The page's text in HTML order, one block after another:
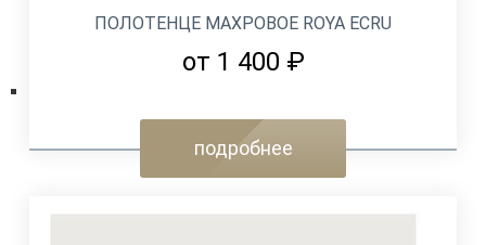
ПОЛОТЕНЦЕ МАХРОВОЕ ROYA ECRU
от 1 400 ₽
подробнее